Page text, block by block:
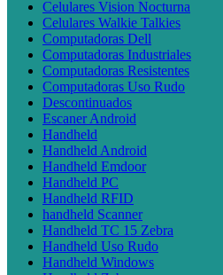
Celulares Vision Nocturna
Celulares Walkie Talkies
Computadoras Dell
Computadoras Industriales
Computadoras Resistentes
Computadoras Uso Rudo
Descontinuados
Escaner Android
Handheld
Handheld Android
Handheld Emdoor
Handheld PC
Handheld RFID
handheld Scanner
Handheld TC 15 Zebra
Handheld Uso Rudo
Handheld Windows